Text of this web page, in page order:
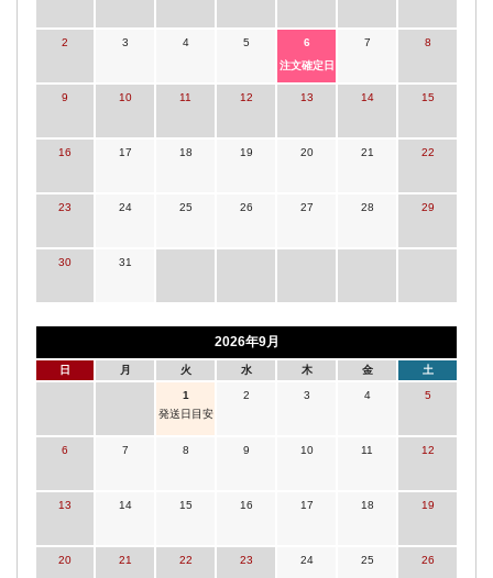
2 3 4 5
6
注文確定日
7 8
9 10 11 12 13 14 15
16 17 18 19 20 21 22
23 24 25 26 27 28 29
30 31
2026年9月
日 月 火 水 木 金 土
1
発送日目安
2 3 4 5
6 7 8 9 10 11 12
13 14 15 16 17 18 19
20 21 22 23 24 25 26